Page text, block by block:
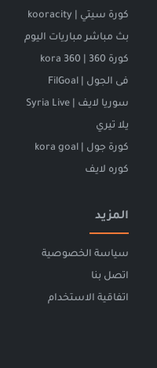
كورة سيتي | kooracity
بث مباشر مباريات اليوم
كورة 360 | kora 360
فى الجول | FilGoal
سوريا لايف | Syria Live
يلا تيري
كورة جول | kora goal
كوره لايف
المزيد
سياسة الخصوصية
اتصل بنا
اتفاقية الاستخدام